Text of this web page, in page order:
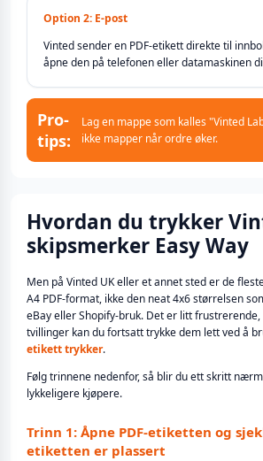
Option 2: E-post
Vinted sender en PDF-etikett direkte til
åpne den på telefonen eller datamaskinen
Pro-
tips:
Lag en mappe som kalles "Vinted
ikke mapper når ordre øker.
Hvordan du trykker
skipsmerker Easy Way
Men på Vinted UK eller et annet sted er de
A4 PDF-format, ikke den neat 4x6 størrelsen
eBay eller Shopify-bruk. Det er litt
tvillinger kan du fortsatt trykke dem lett ved å
etikett trykker.
Følg trinnene nedenfor, så blir du ett skritt
lykkeligere kjøpere.
Trinn 1: Åpne PDF-etiketten og
etiketten er plassert